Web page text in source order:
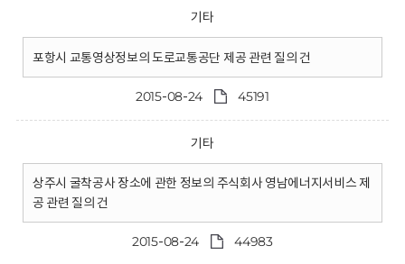
기타
포항시 교통영상정보의 도로교통공단 제공 관련 질의 건
2015-08-24 45191
기타
상주시 굴착공사 장소에 관한 정보의 주식회사 영남에너지서비스 제
공 관련 질의 건
2015-08-24 44983